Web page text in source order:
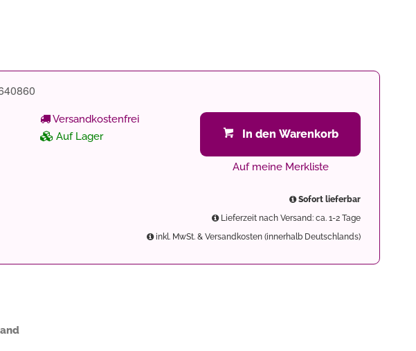
Versandkostenfrei
Auf Lager
In den Warenkorb
Auf meine Merkliste
Sofort lieferbar
Lieferzeit nach Versand: ca. 1-2 Tage
inkl. MwSt. & Versandkosten (innerhalb Deutschlands)